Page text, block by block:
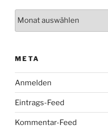
META
Anmelden
Eintrags-Feed
Kommentar-Feed